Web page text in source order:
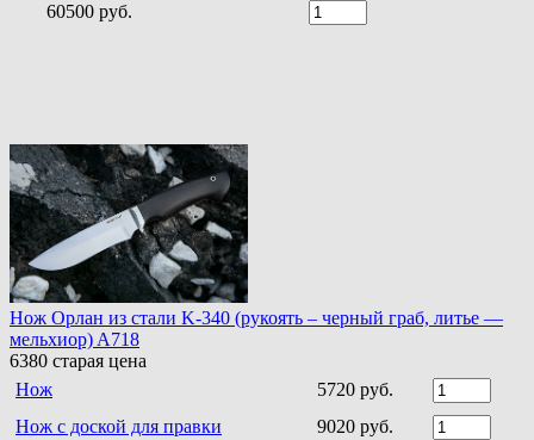
60500 руб.
Нож Орлан из стали K-340 (рукоять – черный граб, литье —
мельхиор) A718
6380 старая цена
Нож
5720 руб.
Нож с доской для правки
9020 руб.